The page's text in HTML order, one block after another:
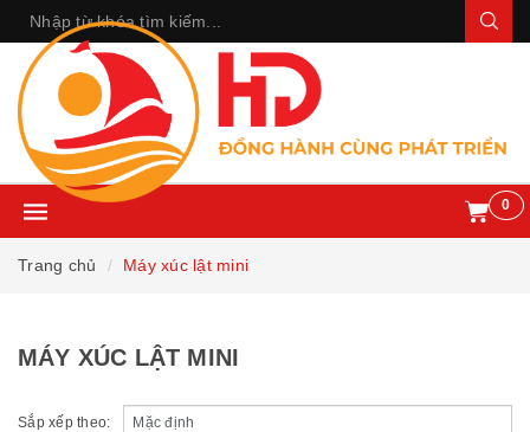
0
Trang chủ Máy xúc lật mini
MÁY XÚC LẬT MINI
Sắp xếp theo: